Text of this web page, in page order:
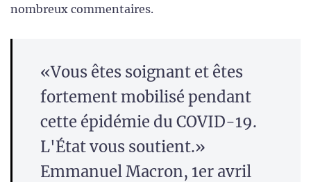
nombreux commentaires.
«Vous êtes soignant et êtes
fortement mobilisé pendant
cette épidémie du COVID-19.
L'État vous soutient.»
Emmanuel Macron, 1er avril